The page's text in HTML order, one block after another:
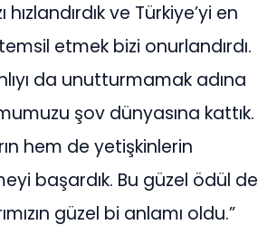
hızlandırdık ve Türkiye’yi en
etmek bizi onurlandırdı.
da unutturmamak adına
şov dünyasına kattık.
hem de yetişkinlerin
başardık. Bu güzel ödül de
güzel bi anlamı oldu.”